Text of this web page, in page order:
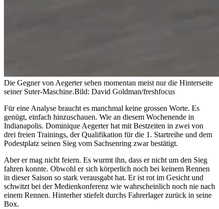
Die Gegner von Aegerter sehen momentan meist nur die Hinterseite
seiner Suter-Maschine.Bild: David Goldman/freshfocus
Für eine Analyse braucht es manchmal keine grossen Worte. Es
genügt, einfach hinzuschauen. Wie an diesem Wochenende in
Indianapolis. Dominique Aegerter hat mit Bestzeiten in zwei von
drei freien Trainings, der Qualifikation für die 1. Startreihe und dem
Podestplatz seinen Sieg vom Sachsenring zwar bestätigt.
Aber er mag nicht feiern. Es wurmt ihn, dass er nicht um den Sieg
fahren konnte. Obwohl er sich körperlich noch bei keinem Rennen
in dieser Saison so stark verausgabt hat. Er ist rot im Gesicht und
schwitzt bei der Medienkonferenz wie wahrscheinlich noch nie nach
einem Rennen. Hinterher stiefelt durchs Fahrerlager zurück in seine
Box.